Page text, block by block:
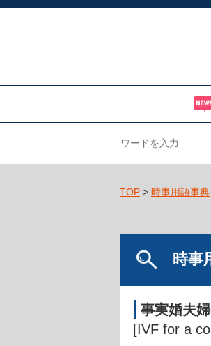
TOP > 時事用語事典
時事
事実婚夫
[IVF for a